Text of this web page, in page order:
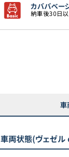
カババベー
納車後30日
車
車両状態(ヴェゼル